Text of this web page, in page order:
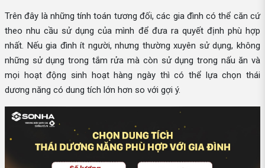
Trên đây là những tính toán tương đối, các gia đình có thể căn cứ
theo nhu cầu sử dụng của mình để đưa ra quyết định phù hợp
nhất. Nếu gia đình ít người, nhưng thường xuyên sử dụng, không
những sử dụng trong tắm rửa mà còn sử dụng trong nấu ăn và
mọi hoạt động sinh hoạt hàng ngày thì có thể lựa chọn thái
dương năng có dung tích lớn hơn so với gợi ý.